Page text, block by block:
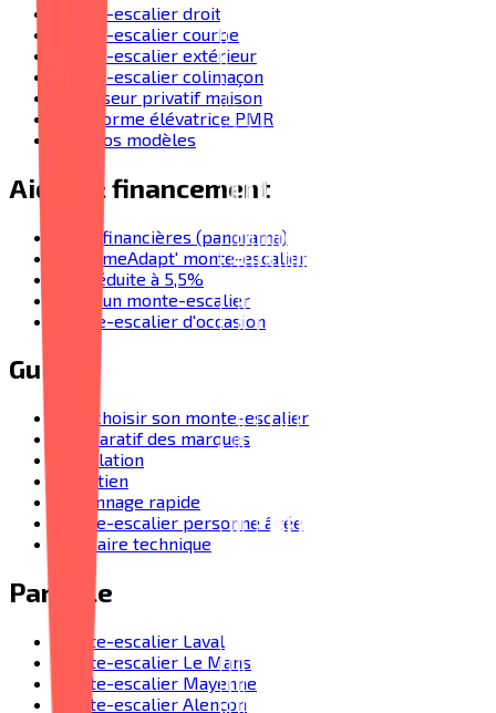
Monte-escalier droit
Monte-escalier courbe
Monte-escalier extérieur
Monte-escalier colimaçon
Ascenseur privatif maison
Plateforme élévatrice PMR
Tous nos modèles
Aides & financement
Aides financières (panorama)
MaPrimeAdapt' monte-escalier
TVA réduite à 5,5%
Prix d'un monte-escalier
Monte-escalier d'occasion
Guides
Bien choisir son monte-escalier
Comparatif des marques
Installation
Entretien
Dépannage rapide
Monte-escalier personne âgée
Glossaire technique
Par ville
Monte-escalier Laval
Monte-escalier Le Mans
Monte-escalier Mayenne
Monte-escalier Alençon